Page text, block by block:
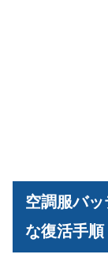
空調服バ
な復活手順